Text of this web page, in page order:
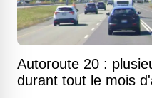
Autoroute 20 :
durant tout le mois